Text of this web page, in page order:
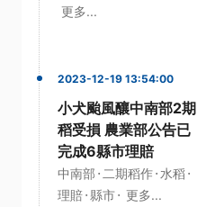
更多...
2023-12-19 13:54:00
小犬颱風釀中南部2期
稻受損 農業部公告已
完成6縣市理賠
中南部 · 二期稻作· 水稻·
理賠· 縣市· 更多...